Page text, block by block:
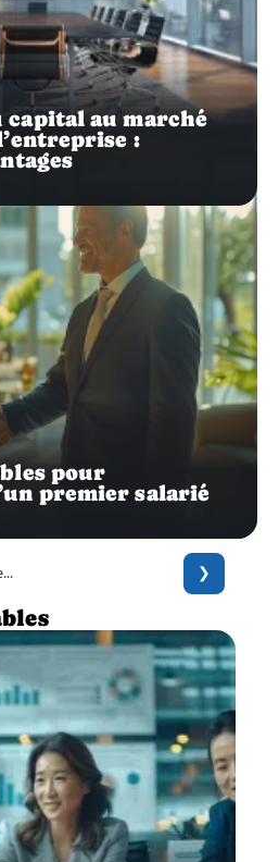
au marché
:
pour
premier salarié